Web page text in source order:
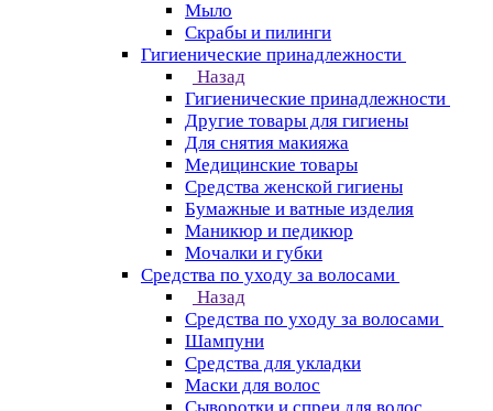
Мыло
Скрабы и пилинги
Гигиенические принадлежности
Назад
Гигиенические принадлежности
Другие товары для гигиены
Для снятия макияжа
Медицинские товары
Средства женской гигиены
Бумажные и ватные изделия
Маникюр и педикюр
Мочалки и губки
Средства по уходу за волосами
Назад
Средства по уходу за волосами
Шампуни
Средства для укладки
Маски для волос